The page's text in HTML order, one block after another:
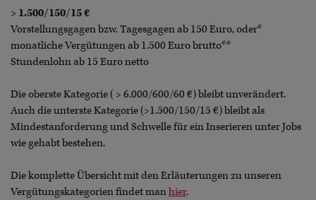
> 1.500/150/15 €
Vorstellungsgagen bzw. Tagesgagen ab 150 Euro, oder*
monatliche Vergütungen ab 1.500 Euro brutto**
Stundenlohn ab 15 Euro netto
Die oberste Kategorie ( > 6.000/600/60 €) bleibt unverändert.
Auch die unterste Kategorie (>1.500/150/15 €) bleibt als
Mindestanforderung und Schwelle für ein Inserieren unter Jobs
wie gehabt bestehen.
Die komplette Übersicht mit den Erläuterungen zu unseren
Vergütungskategorien findet manhier.